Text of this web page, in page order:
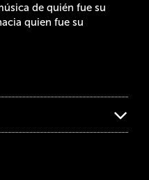
de quién fue su
quien fue su